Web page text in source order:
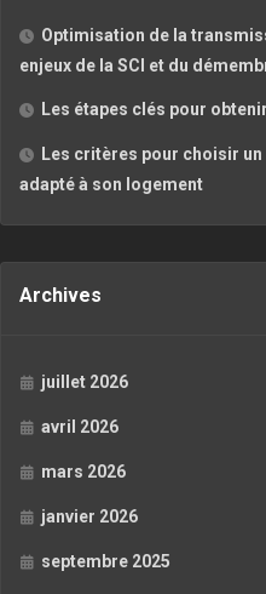
Optimisation de la
enjeux de la SCI et du
Les étapes clés pour
Les critères pour choisir
adapté à son logement
Archives
juillet 2026
avril 2026
mars 2026
janvier 2026
septembre 2025